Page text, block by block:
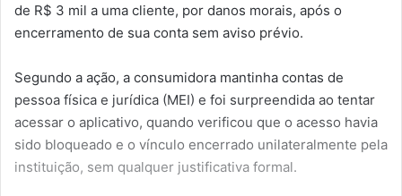
de R$ 3 mil a uma cliente, por danos morais, após o
encerramento de sua conta sem aviso prévio.
Segundo a ação, a consumidora mantinha contas de
pessoa física e jurídica (MEI) e foi surpreendida ao tentar
acessar o aplicativo, quando verificou que o acesso havia
sido bloqueado e o vínculo encerrado unilateralmente pela
instituição, sem qualquer justificativa formal.